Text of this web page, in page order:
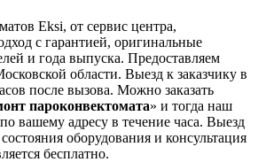
Eksi, от сервис центра,
с гарантией, оригинальные
и года выпуска. Предоставляем
области. Выезд к заказчику в
после вызова. Можно заказать
пароконвектомата» и тогда наш
вашему адресу в течение часа. Выезд
оборудования и консультация
бесплатно.